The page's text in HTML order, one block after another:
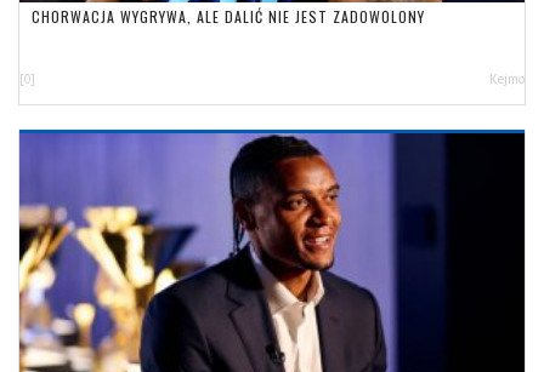
CHORWACJA WYGRYWA, ALE DALIĆ NIE JEST ZADOWOLONY
[0] Kejmo